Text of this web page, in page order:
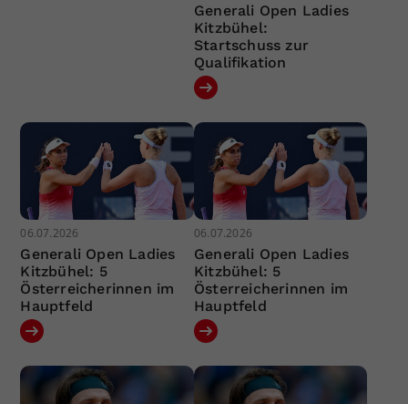
Generali Open Ladies
Kitzbühel:
Startschuss zur
Qualifikation
06.07.2026
Generali Open Ladies
Kitzbühel: 5
Österreicherinnen im
Hauptfeld
06.07.2026
Generali Open Ladies
Kitzbühel: 5
Österreicherinnen im
Hauptfeld